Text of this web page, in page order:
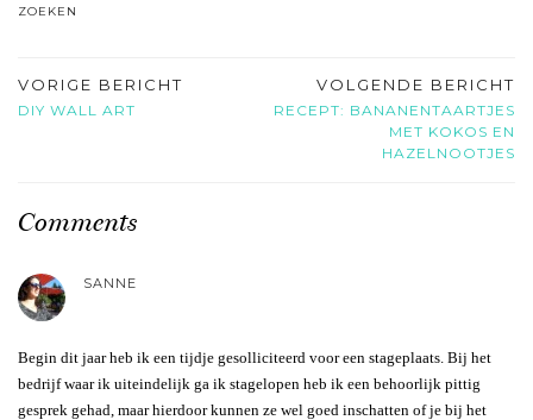
ZOEKEN
VORIGE BERICHT
DIY WALL ART
VOLGENDE BERICHT
RECEPT: BANANENTAARTJES
MET KOKOS EN
HAZELNOOTJES
Comments
SANNE
Begin dit jaar heb ik een tijdje gesolliciteerd voor een stageplaats. Bij het
bedrijf waar ik uiteindelijk ga ik stagelopen heb ik een behoorlijk pittig
gesprek gehad, maar hierdoor kunnen ze wel goed inschatten of je bij het